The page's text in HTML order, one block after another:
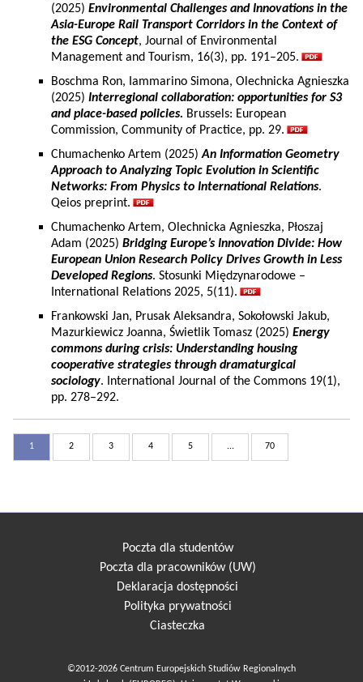
(2025) Environmental Challenges and Innovations in the
Asia-Europe Rail Transport Corridors in the Context of
the ESG Concept, Journal of Environmental
Management and Tourism, 16(3), pp. 191–205.
Boschma Ron, Iammarino Simona, Olechnicka Agnieszka
(2025) Interregional collaboration: opportunities for S3
and place-based policies. Brussels: European
Commission, Community of Practice, pp. 29.
Chumachenko Artem (2025)An Information Geometry
Approach to Analyzing Topic Evolution in Scientific
Networks: From Physics to International Relations.
Qeios preprint.
Chumachenko Artem, Olechnicka Agnieszka, Płoszaj
Adam (2025) Bridging Europe’s Innovation Divide: How
European Union Research Policy Drives Growth in Less
Developed Regions. Stosunki Międzynarodowe –
International Relations 2025, 5(11).
Frankowski Jan, Prusak Aleksandra, Sokołowski Jakub,
Mazurkiewicz Joanna, Świetlik Tomasz (2025) Energy
commons during crisis: Understanding housing
cooperative strategies through dramaturgical
sociology. International Journal of the Commons 19(1),
pp. 278–292.
1 2 3 4 5 ... 70
Poczta dla studentów
Poczta dla pracowników (UW)
Deklaracja dostępności
Polityka prywatności
Ciasteczka
©2012-2026 Centrum Europejskich Studiów Regionalnych